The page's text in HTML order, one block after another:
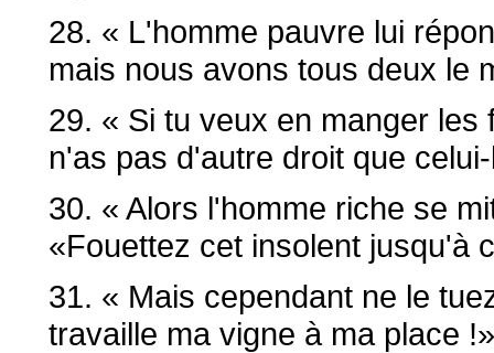
28. « L'homme pauvre lui
mais nous avons tous deux le
29. « Si tu veux en manger
n'as pas d'autre droit que
30. « Alors l'homme riche se
«Fouettez cet insolent jusqu'à
31. « Mais cependant ne le
travaille ma vigne à ma place !»